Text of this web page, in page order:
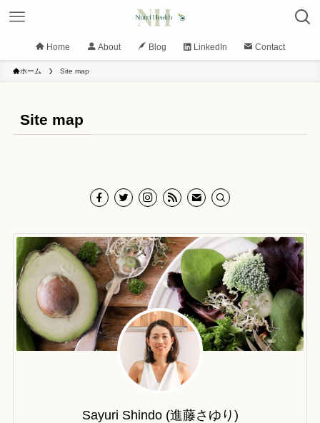
Home About Blog LinkedIn Contact
ホーム Site map
Site map
Sayuri Shindo (進藤さゆり)